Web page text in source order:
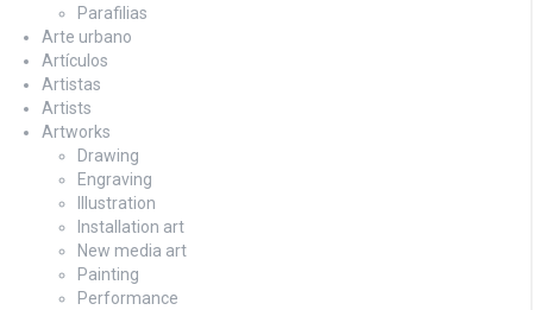
Parafilias
Arte urbano
Artículos
Artistas
Artists
Artworks
Drawing
Engraving
Illustration
Installation art
New media art
Painting
Performance